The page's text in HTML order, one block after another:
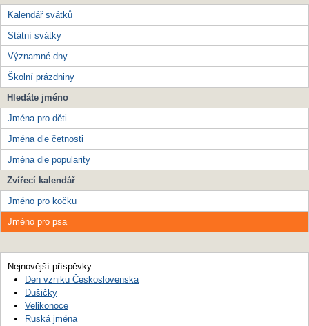
Kalendář svátků
Státní svátky
Významné dny
Školní prázdniny
Hledáte jméno
Jména pro děti
Jména dle četnosti
Jména dle popularity
Zvířecí kalendář
Jméno pro kočku
Jméno pro psa
Nejnovější příspěvky
Den vzniku Československa
Dušičky
Velikonoce
Ruská jména